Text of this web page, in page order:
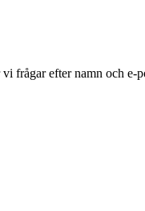
frågar efter namn och e-